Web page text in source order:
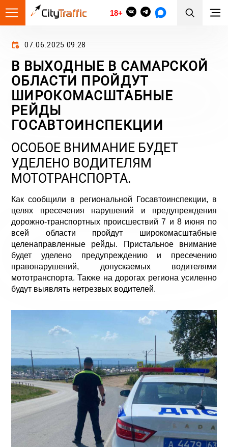
18+
07.06.2025 09:28
В ВЫХОДНЫЕ В САМАРСКОЙ
ОБЛАСТИ ПРОЙДУТ
ШИРОКОМАСШТАБНЫЕ
РЕЙДЫ
ГОСАВТОИНСПЕКЦИИ
ОСОБОЕ ВНИМАНИЕ БУДЕТ
УДЕЛЕНО ВОДИТЕЛЯМ
МОТОТРАНСПОРТА.
Как сообщили в региональной Госавтоинспекции, в
целях пресечения нарушений и предупреждения
дорожно-транспортных происшествий 7 и 8 июня по
всей области пройдут широкомасштабные
целенаправленные рейды. Пристальное внимание
будет уделено предупреждению и пресечению
правонарушений, допускаемых водителями
мототранспорта. Также на дорогах региона усиленно
будут выявлять нетрезвых водителей.